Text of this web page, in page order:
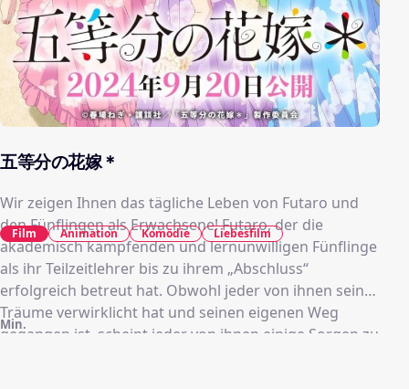
五等分の花嫁＊
Wir zeigen Ihnen das tägliche Leben von Futaro und
den Fünflingen als Erwachsene! Futaro, der die
akademisch kämpfenden und lernunwilligen Fünflinge
als ihr Teilzeitlehrer bis zu ihrem „Abschluss“
erfolgreich betreut hat. Obwohl jeder von ihnen seine
Träume verwirklicht hat und seinen eigenen Weg
gegangen ist, scheint jeder von ihnen einige Sorgen zu
Min.
Film Animation Komödie Liebesfilm